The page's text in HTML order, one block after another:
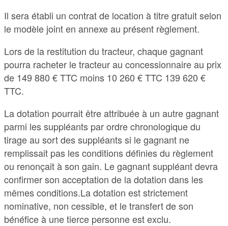
Il sera établi un contrat de location à titre gratuit selon
le modèle joint en annexe au présent règlement.
Lors de la restitution du tracteur, chaque gagnant
pourra racheter le tracteur au concessionnaire au prix
de 149 880 € TTC moins 10 260 € TTC 139 620 €
TTC.
La dotation pourrait être attribuée à un autre gagnant
parmi les suppléants par ordre chronologique du
tirage au sort des suppléants si le gagnant ne
remplissait pas les conditions définies du règlement
ou renonçait à son gain. Le gagnant suppléant devra
confirmer son acceptation de la dotation dans les
mêmes conditions.La dotation est strictement
nominative, non cessible, et le transfert de son
bénéfice à une tierce personne est exclu.